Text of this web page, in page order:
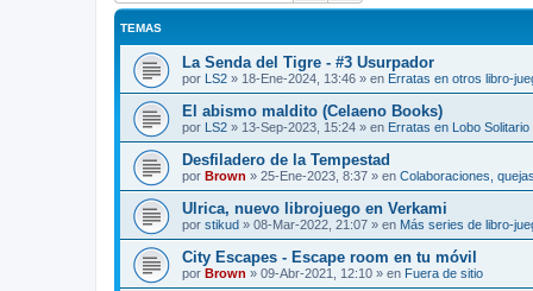
TEMAS
La Senda del Tigre - #3 Usurpador
por LS2 » 18-Ene-2024, 13:46 » en Erratas en otros libro-
El abismo maldito (Celaeno Books)
por LS2 » 13-Sep-2023, 15:24 » en Erratas en Lobo Solitario
Desfiladero de la Tempestad
por Brown » 25-Ene-2023, 8:37 » en Colaboraciones,
Ulrica, nuevo librojuego en Verkami
por stikud » 08-Mar-2022, 21:07 » en Más series de libro-
City Escapes - Escape room en tu móvil
por Brown » 09-Abr-2021, 12:10 » en Fuera de sitio